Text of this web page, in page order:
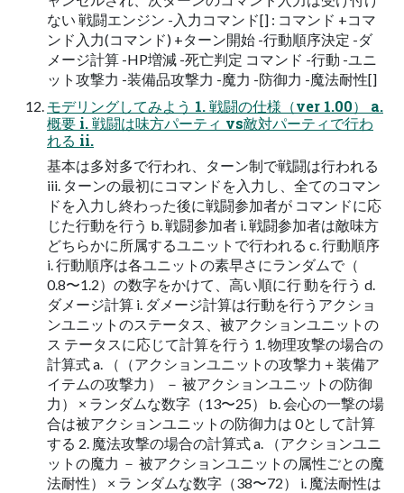
ない 戦闘エンジン -入力コマンド[] : コマンド +コマ
ンド入力(コマンド) +ターン開始 -行動順序決定 -ダ
メージ計算 -HP増減 -死亡判定 コマンド -行動 -ユニ
ット攻撃力 -装備品攻撃力 -魔力 -防御力 -魔法耐性[]
モデリングしてみよう 1. 戦闘の仕様（ver 1.00） a.
概要 i. 戦闘は味方パーティ vs敵対パーティで行わ
れる ii.
基本は多対多で行われ、ターン制で戦闘は行われる
iii. ターンの最初にコマンドを入力し、全てのコマン
ドを入力し終わった後に戦闘参加者が コマンドに応
じた行動を行う b. 戦闘参加者 i. 戦闘参加者は敵味方
どちらかに所属するユニットで行われる c. 行動順序
i. 行動順序は各ユニットの素早さにランダムで（
0.8〜1.2）の数字をかけて、高い順に行 動を行う d.
ダメージ計算 i. ダメージ計算は行動を行うアクショ
ンユニットのステータス、被アクションユニットの
ス テータスに応じて計算を行う 1. 物理攻撃の場合の
計算式 a. （（アクションユニットの攻撃力＋装備ア
イテムの攻撃力） － 被アクションユニッ トの防御
力） × ランダムな数字（13〜25） b. 会心の一撃の場
合は被アクションユニットの防御力は 0として計算
する 2. 魔法攻撃の場合の計算式 a. （アクションユニ
ットの魔力 － 被アクションユニットの属性ごとの魔
法耐性） × ラ ンダムな数字（38〜72） i. 魔法耐性は